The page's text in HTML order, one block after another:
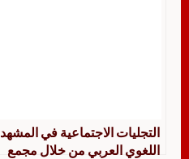
التجليات الاجتماعية في المشهد
اللغوي العربي من خلال مجمع